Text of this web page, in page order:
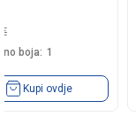
€
boja: 1
Kupi ovdje